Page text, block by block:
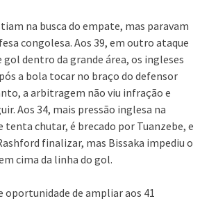
na busca do empate, mas paravam
congolesa. Aos 39, em outro ataque
gol dentro da grande área, os ingleses
a bola tocar no braço do defensor
a arbitragem não viu infração e
Aos 34, mais pressão inglesa na
tenta chutar, é brecado por Tuanzebe, e
finalizar, mas Bissaka impediu o
cima da linha do gol.
oportunidade de ampliar aos 41